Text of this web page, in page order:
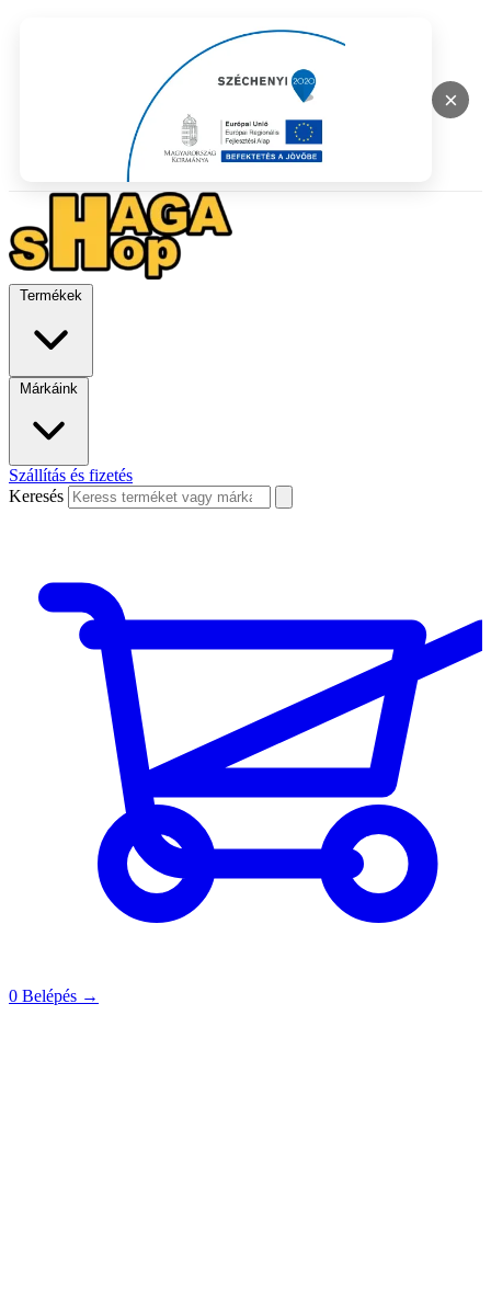
×
Termékek
Márkáink
Szállítás és fizetés
Keresés
0 Belépés →